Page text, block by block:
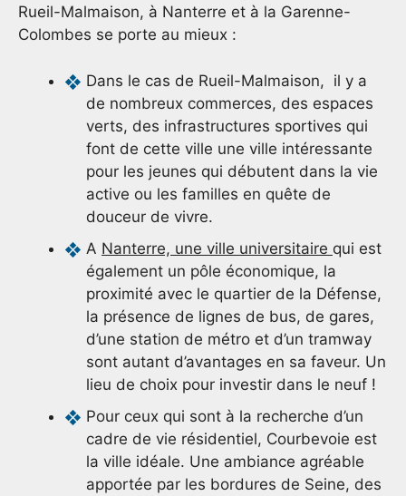
Rueil-Malmaison, à Nanterre et à la Garenne-
Colombes se porte au mieux :
Dans le cas de Rueil-Malmaison, il y a
de nombreux commerces, des espaces
verts, des infrastructures sportives qui
font de cette ville une ville intéressante
pour les jeunes qui débutent dans la vie
active ou les familles en quête de
douceur de vivre.
A Nanterre, une ville universitaire qui est
également un pôle économique, la
proximité avec le quartier de la Défense,
la présence de lignes de bus, de gares,
d’une station de métro et d’un tramway
sont autant d’avantages en sa faveur. Un
lieu de choix pour investir dans le neuf !
Pour ceux qui sont à la recherche d’un
cadre de vie résidentiel, Courbevoie est
la ville idéale. Une ambiance agréable
apportée par les bordures de Seine, des